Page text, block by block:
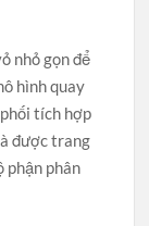
nhỏ gọn để
hình quay
tích hợp
được trang
phận phân